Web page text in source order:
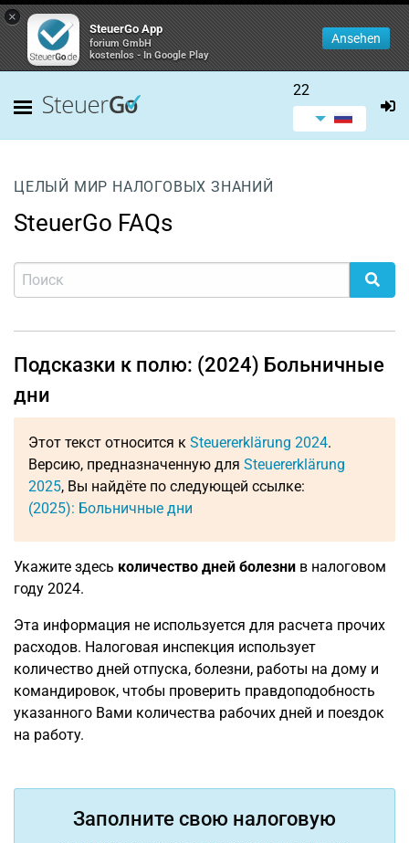
×
SteuerGo App
forium GmbH
kostenlos - In Google Play
Ansehen
22
ЦЕЛЫЙ МИР НАЛОГОВЫХ ЗНАНИЙ
SteuerGo FAQs
Подсказки к полю: (2024) Больничные
дни
Этот текст относится к Steuererklärung 2024.
Версию, предназначенную для Steuererklärung
2025, Вы найдёте по следующей ссылке:
(2025): Больничные дни
Укажите здесь количество дней болезни в налоговом
году 2024.
Эта информация не используется для расчета прочих
расходов. Налоговая инспекция использует
количество дней отпуска, болезни, работы на дому и
командировок, чтобы проверить правдоподобность
указанного Вами количества рабочих дней и поездок
на работу.
Заполните свою налоговую